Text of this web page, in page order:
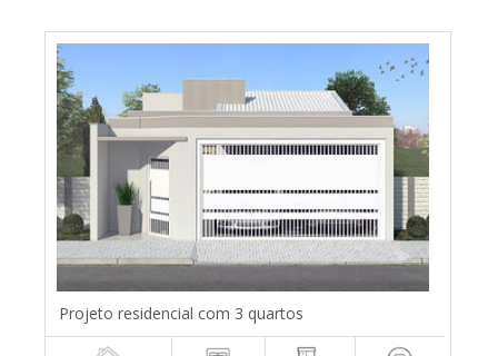
Projeto residencial com 3 quartos